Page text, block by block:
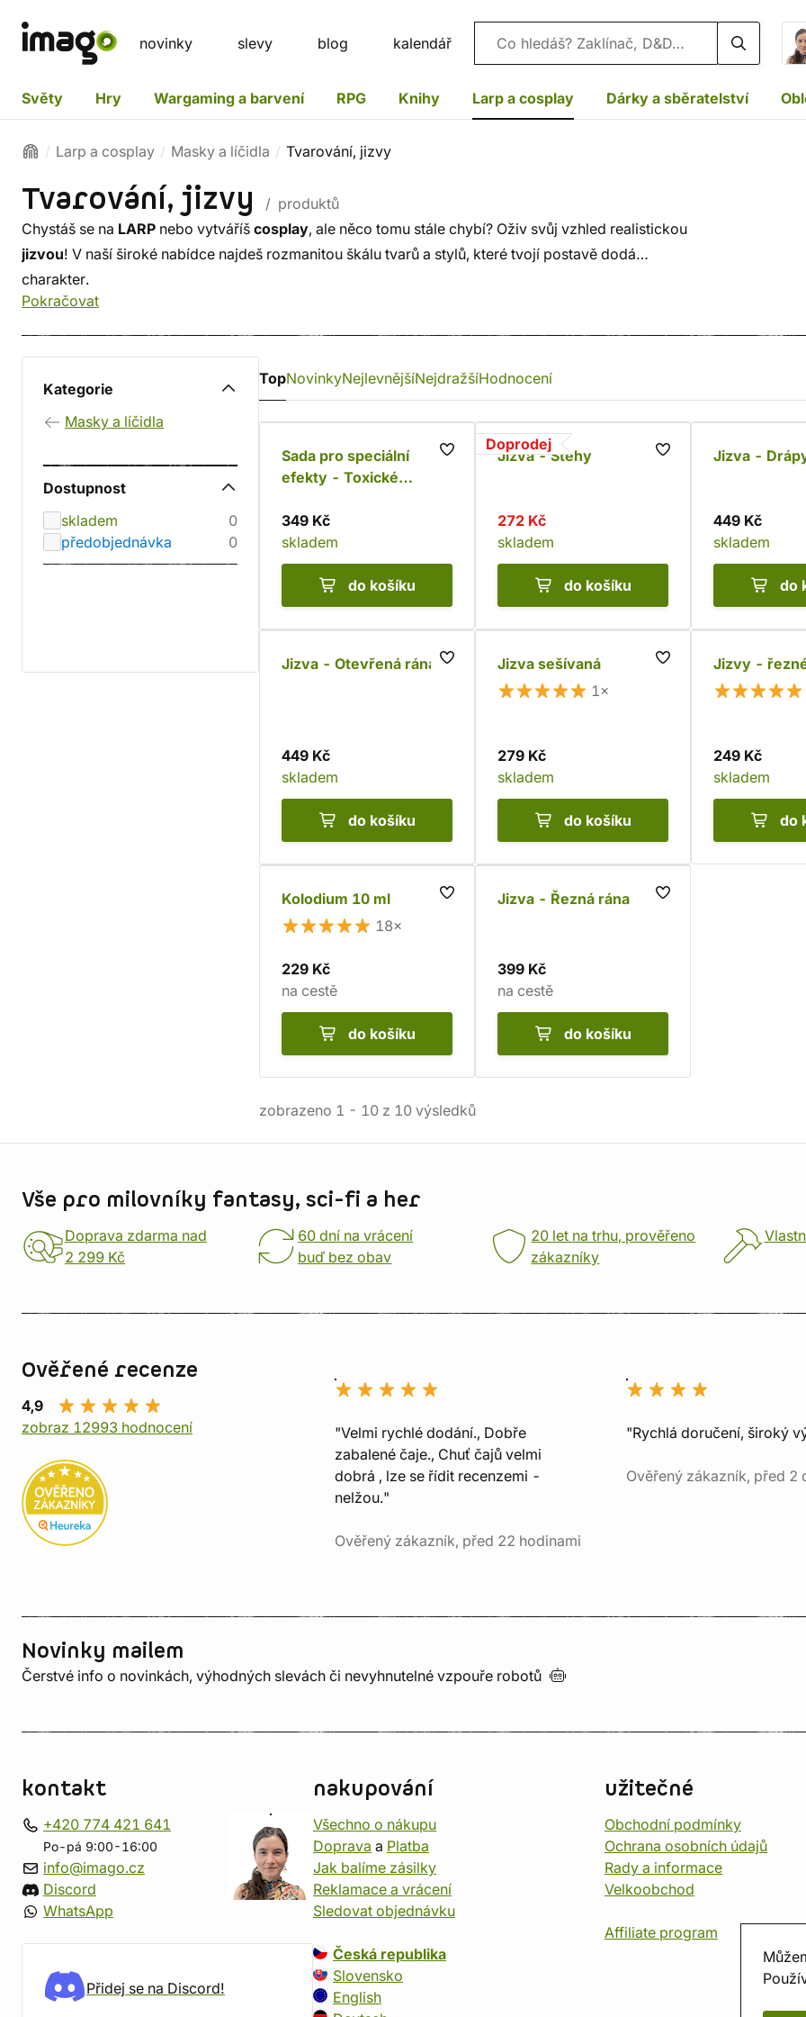
novinky slevy blog kalendář Vyhledávání
Světy Hry Wargaming a barvení RPG Knihy Larp a cosplay Dárky a sběratelství
Larp a cosplay Masky a líčidla Tvarování, jizvy
Tvarování, jizvy
/ produktů
Chystáš se na LARP nebo vytváříš cosplay, ale něco tomu stále chybí? Oživ svůj vzhled realistickou
jizvou! V naší široké nabídce najdeš rozmanitou škálu tvarů a stylů, které tvojí postavě dodá
charakter.
Pokračovat
Kategorie
Masky a líčidla
Dostupnost
skladem
0
předobjednávka
0
TopNovinkyNejlevnějšíNejdražšíHodnocení
Sada pro speciální
efekty - Toxické
349 Kč
skladem
do košíku
Doprodej
Jizva - Stehy
272 Kč
skladem
do košíku
Jizva -
449 Kč
skladem
do
Jizva - Otevřená rána
449 Kč
skladem
do košíku
Jizva sešívaná
1×
279 Kč
skladem
do košíku
Jizvy -
249 Kč
skladem
do
Kolodium 10 ml
18×
229 Kč
na cestě
do košíku
Jizva - Řezná rána
399 Kč
na cestě
do košíku
zobrazeno 1 - 10 z 10 výsledků
Vše pro milovníky fantasy, sci-fi a her
Doprava zdarma nad
2 299 Kč
60 dní na vrácení
buď bez obav
20 let na trhu, prověřeno
zákazníky
Ověřené recenze
4,9
zobraz 12993 hodnocení
"Velmi rychlé dodání., Dobře
zabalené čaje., Chuť čajů velmi
dobrá , lze se řídit recenzemi -
nelžou."
Ověřený zákazník, před 22 hodinami
"Rychlá doručení, široký
Ověřený zákazník, před 2
Novinky mailem
Čerstvé info o novinkách, výhodných slevách či nevyhnutelné vzpouře robotů
kontakt
+420 774 421 641
Po-pá 9:00-16:00
info@imago.cz
Discord
WhatsApp
Přidej se na Discord!
nakupování
Všechno o nákupu
Doprava a Platba
Jak balíme zásilky
Reklamace a vrácení
Sledovat objednávku
Česká republika
Slovensko
English
užitečné
Obchodní podmínky
Ochrana osobních údajů
Rady a informace
Velkoobchod
Affiliate program